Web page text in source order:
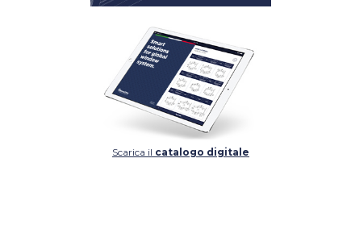
Scarica il catalogo digitale